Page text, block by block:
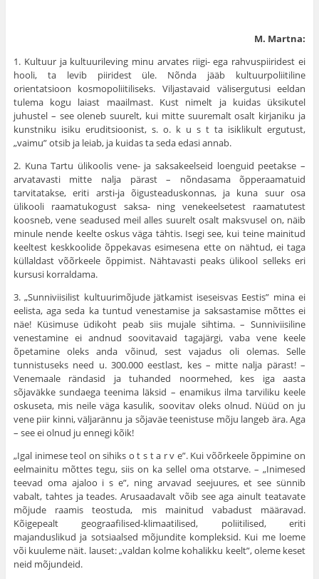
M. Martna:
1. Kultuur ja kultuurileving minu arvates riigi- ega rahvuspiiridest ei
hooli, ta levib piiridest üle. Nõnda jääb kultuurpoliitiline
orientatsioon kos­mopoliitiliseks. Viljastavaid välisergutusi eeldan
tulema kogu laiast maailmast. Kust nimelt ja kuidas üksikutel
juhustel – see oleneb suurelt, kui mitte suu­remalt osalt kirjaniku ja
kunstniku isiku eruditsioonist, s. o. k u s t ta isikli­kult ergutust,
„vaimu” otsib ja leiab, ja kuidas ta seda edasi annab.
2. Kuna Tartu ülikoolis vene- ja saksakeelseid loenguid peetakse –
arva­tavasti mitte nalja pärast – nõndasama õpperaamatuid
tarvitatakse, eriti arsti-ja õigusteaduskonnas, ja kuna suur osa
ülikooli raamatukogust saksa- ning vene­keelsetest raamatutest
koosneb, vene seadused meil alles suurelt osalt maks­vusel on, näib
minule nende keelte oskus väga tähtis. Isegi see, kui teine mai­nitud
keeltest keskkoolide õppekavas esimesena ette on nähtud, ei taga
kül­laldast võõrkeele õppimist. Nähtavasti peaks ülikool selleks eri
kursusi kor­raldama.
3. „Sunniviisilist kultuurimõjude jätkamist iseseisvas Eestis” mina ei
eelista, aga seda ka tuntud venestamise ja saksastamise mõttes ei
näe! Küsi­muse üdikoht peab siis mujale sihtima. – Sunniviisiline
venestamine ei andnud soovitavaid tagajärgi, vaba vene keele
õpetamine oleks anda võinud, sest vaja­dus oli olemas. Selle
tunnistuseks need u. 300.000 eestlast, kes – mitte nalja pärast! –
Venemaale rändasid ja tuhanded noormehed, kes iga aasta
sõjaväkke sundaega teenima läksid – enamikus ilma tarviliku keele
oskuseta, mis neile väga kasulik, soovitav oleks olnud. Nüüd on ju
vene piir kinni, väljarännu ja sõjaväe teenistuse mõju langeb ära. Aga
– see ei olnud ju ennegi kõik!
„Igal inimese teol on sihiks o t s t a r v e”. Kui võõrkeele õppimine on
eel­mainitu mõttes tegu, siis on ka sellel oma otstarve. – „Inimesed
teevad oma ajaloo i s e”, ning arvavad seejuures, et see sünnib
vabalt, tahtes ja teades. Arusaadavalt võib see aga ainult teatavate
mõjude raamis teostuda, mis mai­nitud vabadust määravad.
Kõigepealt geograafilised-klimaatilised, poliitilised, eriti
majanduslikud ja sotsiaalsed mõjundite kompleksid. Kui me loeme
või kuuleme näit. lauset: „valdan kolme kohalikku keelt”, oleme keset
neid mõjundeid.